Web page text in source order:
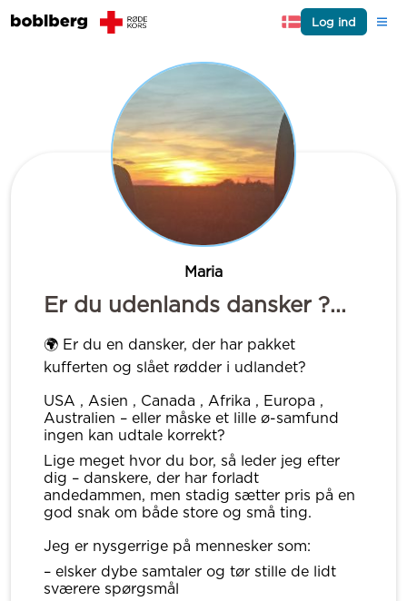
Log ind
Maria
Er du udenlands dansker ?...
🌍 Er du en dansker, der har pakket
kufferten og slået rødder i udlandet?
USA , Asien , Canada , Afrika , Europa ,
Australien – eller måske et lille ø-samfund
ingen kan udtale korrekt?
Lige meget hvor du bor, så leder jeg efter
dig – danskere, der har forladt
andedammen, men stadig sætter pris på en
god snak om både store og små ting.
Jeg er nysgerrige på mennesker som:
– elsker dybe samtaler og tør stille de lidt
sværere spørgsmål